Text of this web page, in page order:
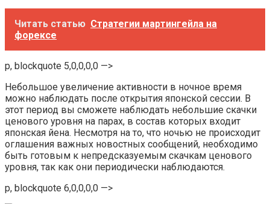
Читать статью Стратегии мартингейла на
форексе
p, blockquote 5,0,0,0,0 —>
Небольшое увеличение активности в ночное время
можно наблюдать после открытия японской сессии. В
этот период вы сможете наблюдать небольшие скачки
ценового уровня на парах, в состав которых входит
японская йена. Несмотря на то, что ночью не происходит
оглашения важных новостных сообщений, необходимо
быть готовым к непредсказуемым скачкам ценового
уровня, так как они периодически наблюдаются.
p, blockquote 6,0,0,0,0 —>